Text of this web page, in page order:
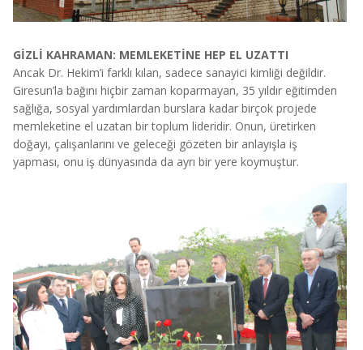
GİZLİ KAHRAMAN: MEMLEKETİNE HEP EL UZATTI
Ancak Dr. Hekim’i farklı kılan, sadece sanayici kimliği değildir.
Giresun’la bağını hiçbir zaman koparmayan, 35 yıldır eğitimden
sağlığa, sosyal yardımlardan burslara kadar birçok projede
memleketine el uzatan bir toplum lideridir. Onun, üretirken
doğayı, çalışanlarını ve geleceği gözeten bir anlayışla iş
yapması, onu iş dünyasında da ayrı bir yere koymuştur.